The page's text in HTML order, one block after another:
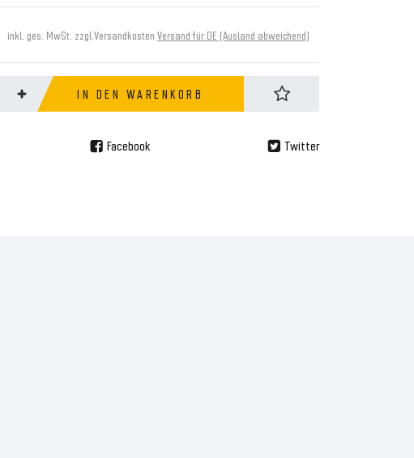
inkl. ges. MwSt. zzgl. Versandkosten Versand für DE (Ausland abweichend)
IN DEN WARENKORB
Facebook Twitter